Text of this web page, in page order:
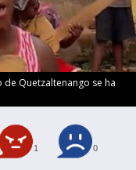
Quetzaltenango se ha
1 0